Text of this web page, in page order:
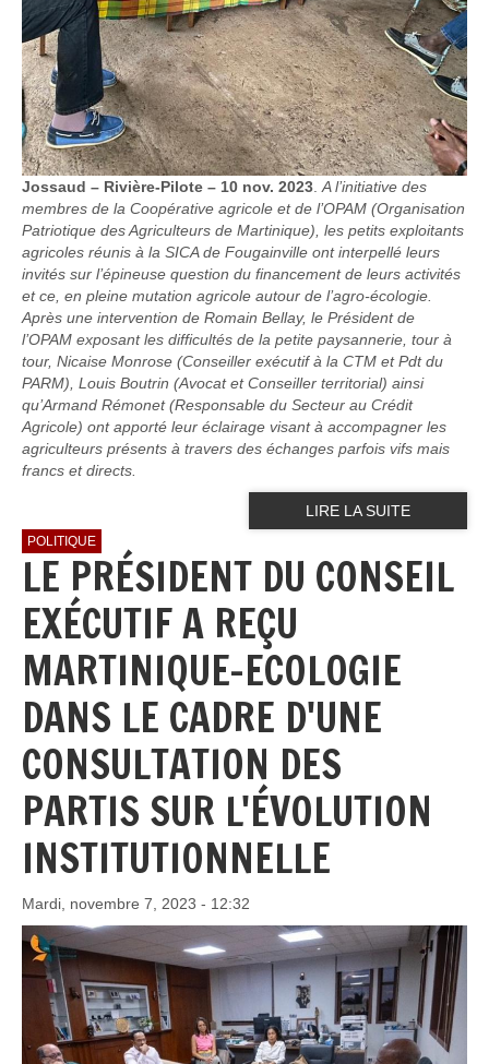
Jossaud – Rivière-Pilote – 10 nov. 2023 A l’initiative des
membres de la Coopérative agricole et de l’OPAM (Organisation
Patriotique des Agriculteurs de Martinique), les petits exploitants
agricoles réunis à la SICA de Fougainville ont interpellé leurs
invités sur l’épineuse question du financement de leurs activités
et ce, en pleine mutation agricole autour de l’agro-écologie.
Après une intervention de Romain Bellay, le Président de
l’OPAM exposant les difficultés de la petite paysannerie, tour à
tour, Nicaise Monrose (Conseiller exécutif à la CTM et Pdt du
PARM), Louis Boutrin (Avocat et Conseiller territorial) ainsi
qu’Armand Rémonet (Responsable du Secteur au Crédit
Agricole) ont apporté leur éclairage visant à accompagner les
agriculteurs présents à travers des échanges parfois vifs mais
francs et directs.
LIRE LA SUITE
POLITIQUE
LE PRÉSIDENT DU CONSEIL
EXÉCUTIF A REÇU
MARTINIQUE-ECOLOGIE
DANS LE CADRE D'UNE
CONSULTATION DES
PARTIS SUR L'ÉVOLUTION
INSTITUTIONNELLE
Mardi, novembre 7, 2023 - 12:32